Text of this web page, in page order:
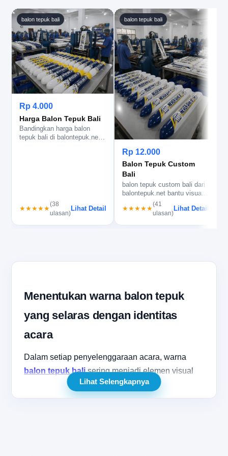
balon tepuk bali
Rp 4.000
Harga Balon Tepuk Bali
Bandingkan harga balon
tepuk bali di balontepuk.net,
★★★★★
(38
ulasan)
Lihat Detail
balon tepuk bali
Rp 12.000
Balon Tepuk Custom
Bali
balon tepuk custom bali dari
balontepuk.net bantu visual
dukungan lebih rapi, lo…
★★★★★
(41
ulasan)
Lihat Detail
Menentukan warna balon tepuk
yang selaras dengan identitas
acara
Dalam setiap penyelenggaraan acara, warna
balon tepuk balisering menjadi elemen visual
yang langsung tertangkap mata sebelum
penonton memahami detail acaranya. Sahabatku
Lihat Selengkapnya